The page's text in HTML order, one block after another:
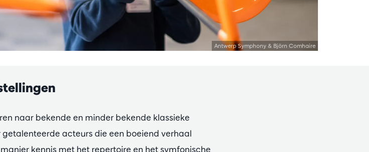
Antwerp Symphony & Björn Comhaire
naar bekende en minder bekende klassieke
acteurs die een boeiend verhaal
kennis met het repertoire en het symfonische